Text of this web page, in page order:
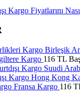
Kargo Fiyatlarını
Birleşik
Kargo 116 TL
Suudi
Hong Kong
Fransa Kargo 116